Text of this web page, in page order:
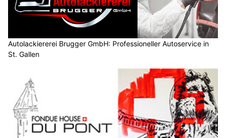
Autolackiererei Brugger GmbH: Professioneller Autoservice in
St. Gallen